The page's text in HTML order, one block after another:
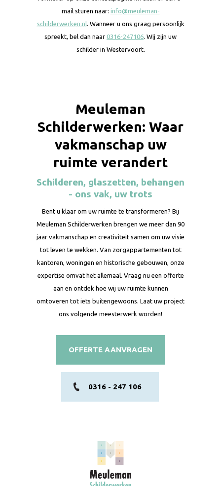
mail sturen naar: info@meuleman-
schilderwerken.nl. Wanneer u ons graag persoonlijk
spreekt, bel dan naar 0316-247106. Wij zijn uw
schilder in Westervoort.
Meuleman
Schilderwerken: Waar
vakmanschap uw
ruimte verandert
Schilderen, glaszetten, behangen
- ons vak, uw trots
Bent u klaar om uw ruimte te transformeren? Bij
Meuleman Schilderwerken brengen we meer dan 90
jaar vakmanschap en creativiteit samen om uw visie
tot leven te wekken. Van zorgappartementen tot
kantoren, woningen en historische gebouwen, onze
expertise omvat het allemaal. Vraag nu een offerte
aan en ontdek hoe wij uw ruimte kunnen
omtoveren tot iets buitengewoons. Laat uw project
ons volgende meesterwerk worden!
OFFERTE AANVRAGEN
0316 - 247 106